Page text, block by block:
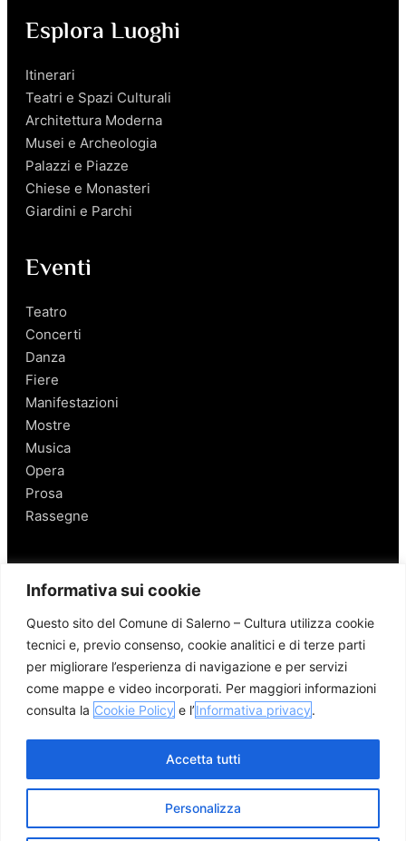
Informativa sui cookie
Questo sito del Comune di Salerno – Cultura utilizza cookie
tecnici e, previo consenso, cookie analitici e di terze parti
per migliorare l’esperienza di navigazione e per servizi
come mappe e video incorporati. Per maggiori informazioni
consulta la Cookie Policy e l’Informativa privacy.
Personalizza
Accetta tutti
Esplora Luoghi
Itinerari
Teatri e Spazi Culturali
Architettura Moderna
Musei e Archeologia
Palazzi e Piazze
Chiese e Monasteri
Giardini e Parchi
Eventi
Teatro
Concerti
Danza
Fiere
Manifestazioni
Mostre
Musica
Opera
Prosa
Rassegne
Salerno
Personaggi
Enogastronomia
Mobilità a Salerno
Luoghi nei Dintorni
Link utili
© 2026 Comune di Salerno – Tutti i diritti riservati